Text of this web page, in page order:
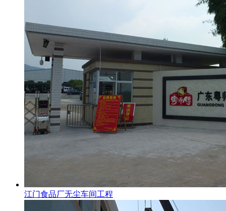
江门食品厂无尘车间工程